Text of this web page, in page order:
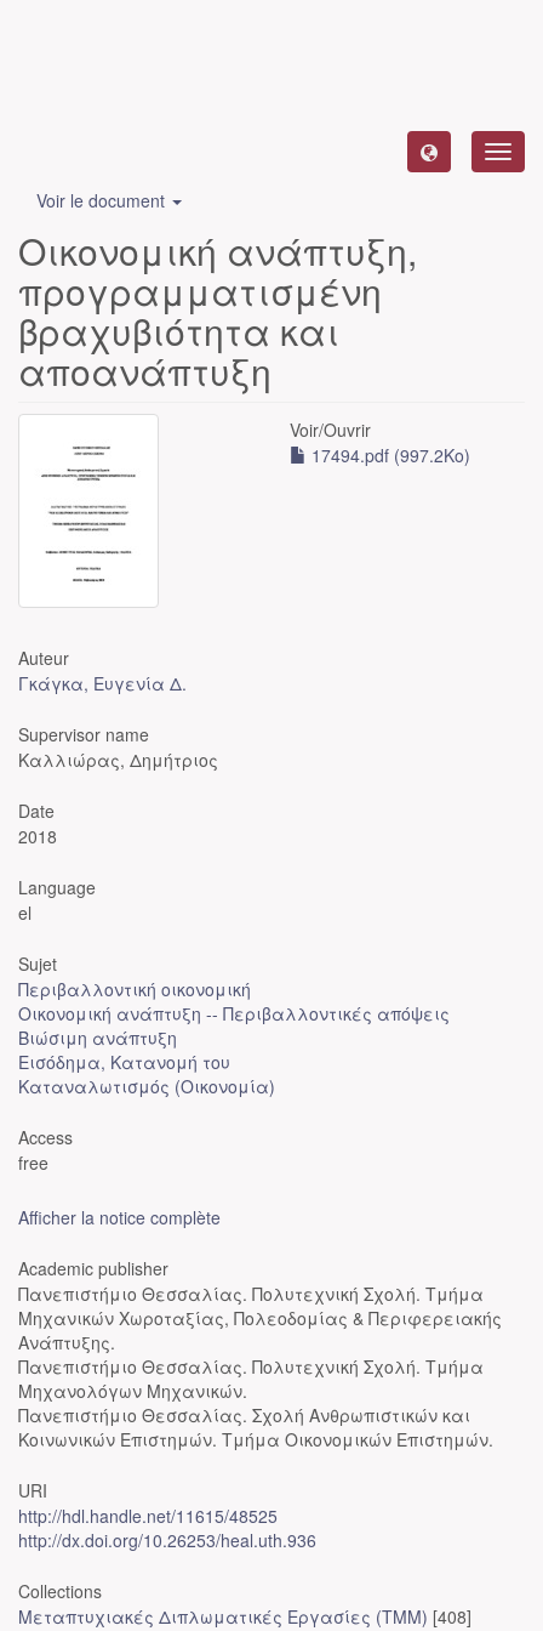
Voir le document
Οικονομική ανάπτυξη,
προγραμματισμένη
βραχυβιότητα και
αποανάπτυξη
Voir/Ouvrir
17494.pdf (997.2Ko)
Auteur
Γκάγκα, Ευγενία Δ.
Supervisor name
Καλλιώρας, Δημήτριος
Date
2018
Language
el
Sujet
Περιβαλλοντική οικονομική
Οικονομική ανάπτυξη -- Περιβαλλοντικές απόψεις
Βιώσιμη ανάπτυξη
Εισόδημα, Κατανομή του
Καταναλωτισμός (Οικονομία)
Access
free
Afficher la notice complète
Academic publisher
Πανεπιστήμιο Θεσσαλίας. Πολυτεχνική Σχολή. Τμήμα
Μηχανικών Χωροταξίας, Πολεοδομίας & Περιφερειακής
Ανάπτυξης.
Πανεπιστήμιο Θεσσαλίας. Πολυτεχνική Σχολή. Τμήμα
Μηχανολόγων Μηχανικών.
Πανεπιστήμιο Θεσσαλίας. Σχολή Ανθρωπιστικών και
Κοινωνικών Επιστημών. Τμήμα Οικονομικών Επιστημών.
URI
http://hdl.handle.net/11615/48525
http://dx.doi.org/10.26253/heal.uth.936
Collections
Μεταπτυχιακές Διπλωματικές Εργασίες (ΤΜΜ) [408]